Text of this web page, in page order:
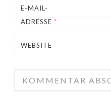
E-MAIL-
ADRESSE *
WEBSITE